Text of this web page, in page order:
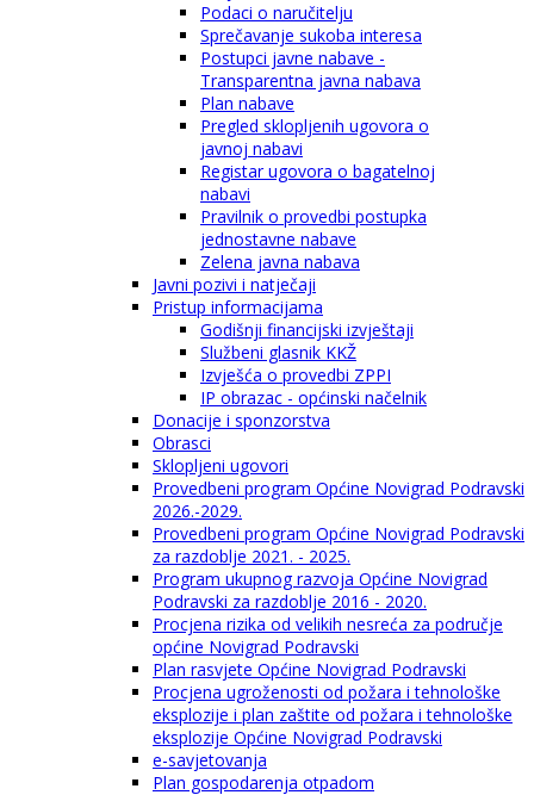
Podaci o naručitelju
Sprečavanje sukoba interesa
Postupci javne nabave -
Transparentna javna nabava
Plan nabave
Pregled sklopljenih ugovora o
javnoj nabavi
Registar ugovora o bagatelnoj
nabavi
Pravilnik o provedbi postupka
jednostavne nabave
Zelena javna nabava
Javni pozivi i natječaji
Pristup informacijama
Godišnji financijski izvještaji
Službeni glasnik KKŽ
Izvješća o provedbi ZPPI
IP obrazac - općinski načelnik
Donacije i sponzorstva
Obrasci
Sklopljeni ugovori
Provedbeni program Općine Novigrad Podravski
2026.-2029.
Provedbeni program Općine Novigrad Podravski
za razdoblje 2021. - 2025.
Program ukupnog razvoja Općine Novigrad
Podravski za razdoblje 2016 - 2020.
Procjena rizika od velikih nesreća za područje
općine Novigrad Podravski
Plan rasvjete Općine Novigrad Podravski
Procjena ugroženosti od požara i tehnološke
eksplozije i plan zaštite od požara i tehnološke
eksplozije Općine Novigrad Podravski
e-savjetovanja
Plan gospodarenja otpadom